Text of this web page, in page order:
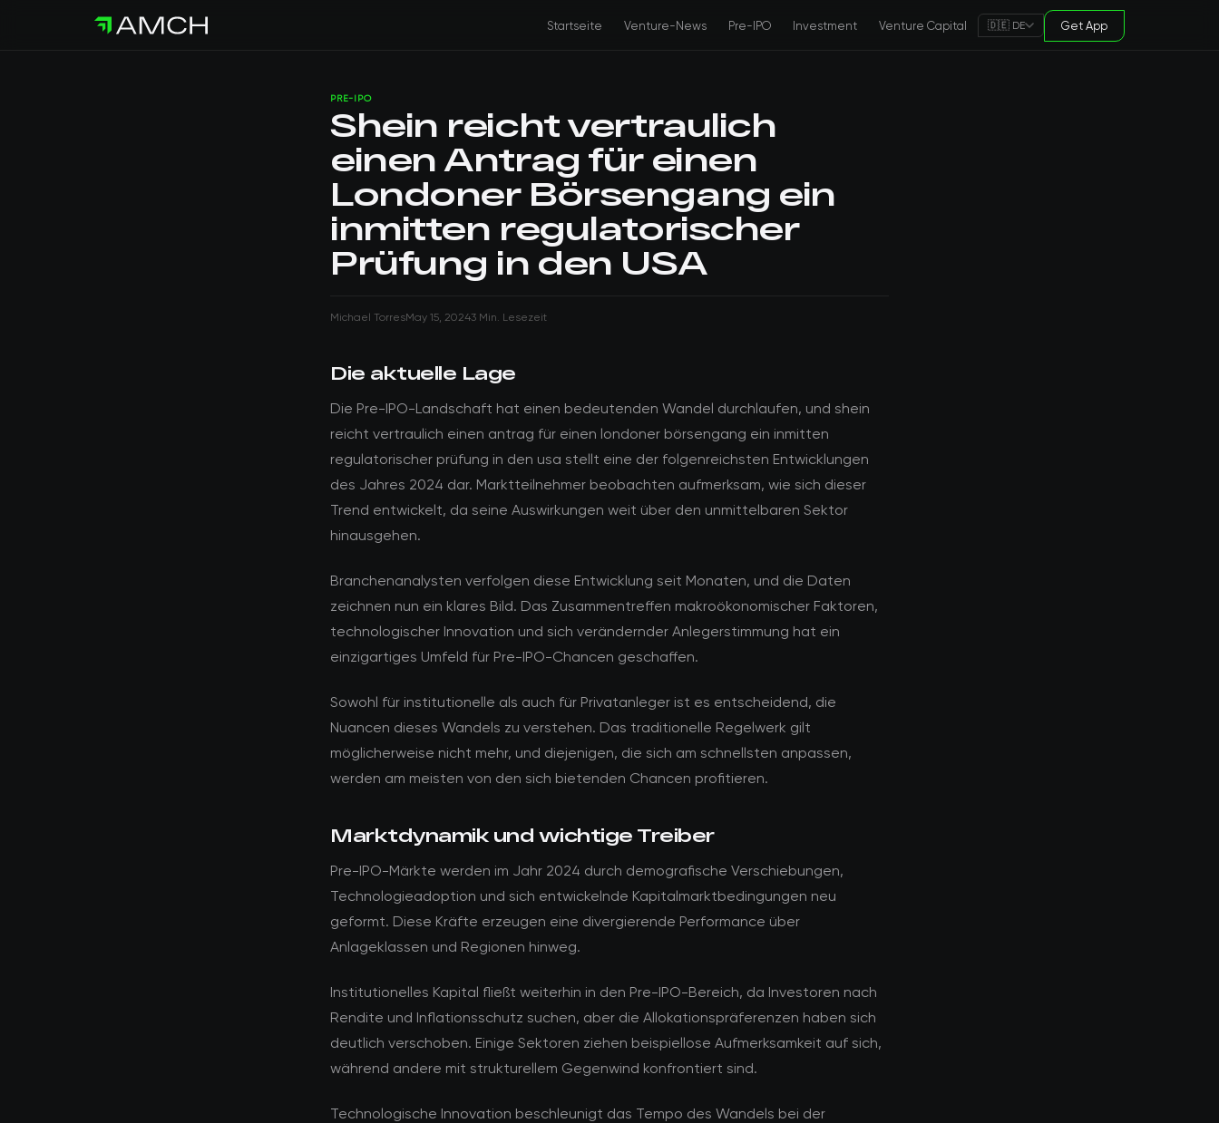
Startseite Venture-News Pre-IPO Investment Venture Capital 🇩🇪 DE Get App
PRE-IPO
Shein reicht vertraulich
einen Antrag für einen
Londoner Börsengang ein
inmitten regulatorischer
Prüfung in den USA
Michael TorresMay 15, 20243 Min. Lesezeit
Die aktuelle Lage
Die Pre-IPO-Landschaft hat einen bedeutenden Wandel durchlaufen, und shein
reicht vertraulich einen antrag für einen londoner börsengang ein inmitten
regulatorischer prüfung in den usa stellt eine der folgenreichsten Entwicklungen
des Jahres 2024 dar. Marktteilnehmer beobachten aufmerksam, wie sich dieser
Trend entwickelt, da seine Auswirkungen weit über den unmittelbaren Sektor
hinausgehen.
Branchenanalysten verfolgen diese Entwicklung seit Monaten, und die Daten
zeichnen nun ein klares Bild. Das Zusammentreffen makroökonomischer Faktoren,
technologischer Innovation und sich verändernder Anlegerstimmung hat ein
einzigartiges Umfeld für Pre-IPO-Chancen geschaffen.
Sowohl für institutionelle als auch für Privatanleger ist es entscheidend, die
Nuancen dieses Wandels zu verstehen. Das traditionelle Regelwerk gilt
möglicherweise nicht mehr, und diejenigen, die sich am schnellsten anpassen,
werden am meisten von den sich bietenden Chancen profitieren.
Marktdynamik und wichtige Treiber
Pre-IPO-Märkte werden im Jahr 2024 durch demografische Verschiebungen,
Technologieadoption und sich entwickelnde Kapitalmarktbedingungen neu
geformt. Diese Kräfte erzeugen eine divergierende Performance über
Anlageklassen und Regionen hinweg.
Institutionelles Kapital fließt weiterhin in den Pre-IPO-Bereich, da Investoren nach
Rendite und Inflationsschutz suchen, aber die Allokationspräferenzen haben sich
deutlich verschoben. Einige Sektoren ziehen beispiellose Aufmerksamkeit auf sich,
während andere mit strukturellem Gegenwind konfrontiert sind.
Technologische Innovation beschleunigt das Tempo des Wandels bei der